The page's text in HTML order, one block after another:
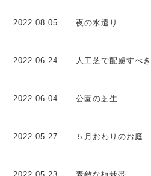
2022.08.05 夜の水遣り
2022.06.24 人工芝で配慮すべ
2022.06.04 公園の芝生
2022.05.27 ５月おわりのお庭